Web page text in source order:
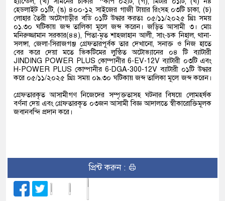
হেডলাইট ০১টি, (ঙ) ৪০০-১২ সাইজের গাজী টায়ার রিংসহ ০৩টি চাকা, (চ)
লোহার তৈরী অটোগাড়ীর বডি ০১টি উদ্ধার করতঃ ০৫/১১/২০২৫ খ্রিঃ সময়
০১.৩০ ঘটিকায় জব্দ তালিকা মূলে জব্দ করেন। জড়িত আসামী ৩। মোঃ
মনিরুজ্জামান সরকার(৪৪), পিতা-মৃত শাহজাহান আলী, সাং-চক নিহাল, থানা-
সলঙ্গা, জেলা-সিরাজগঞ্জ গ্রেফতারপূর্বক তার দেখানো, সনাক্ত ও নিজ হাতে
বের করে দেয়া মতে ভিকটিমের লুন্ঠিত অটোভ্যানের ০৪ টি ব্যাটারী
JINDING POWER PLUS কোম্পানীর 6-EV-12V ব্যাটারী ০৩টি এবং
H-POWER PLUS কোম্পানীর 6-DGA-300-12V ব্যাটারী ০১টি উদ্ধার
করে ০৫/১১/২০২৫ খ্রিঃ সময় ০৯.৩০ ঘটিকায় জব্দ তালিকা মূলে জব্দ করেন।
গ্রেফতারকৃত আসামীগণ নিজেদের সম্পৃক্ততাসহ ঘটনার বিষয়ে লোমহর্ষক
বর্ণনা দেয় এবং গ্রেফতারকৃত ০৩জন আসামী বিজ্ঞ আদালতে স্বীকারোক্তিমূলক
জবানবন্দি প্রদান করে।
প্রিন্ট করুন :